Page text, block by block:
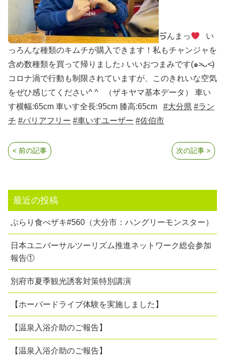
ゔんまっ
い
っろんな種類のキムチが購入できます！私もチャンジャを
含め数種類を買って帰りました♪ いいおつまみです(๑˃̵ᴗ˂̵)
コロナ渦で行動も制限されていますが、このきれいな空気
をぜひ感じてください^ ^ （ザキヤマ基本データ） 車い
す横幅:65cm 車いす全長:95cm 膝高:65cm #大分県 #ラン
チ #バリアフリー #車いすユーザー #佐伯市
次の記事 >
< 前の記事
最近の投稿
ぶらり食べザキ#560（大分市：ハングリーモンスター）
日本ユニバーサルツーリズム推進ネットワーク総会参加
報告①
別府市夏季観光誘客対策特別講演
【ホーバードライブ体験を実施しました】
【温泉入浴介助のご報告】
【温泉入浴介助のご報告】